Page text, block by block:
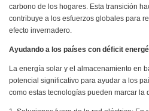
carbono de los hogares. Esta transición
contribuye a los esfuerzos globales para
efecto invernadero.
Ayudando a los países con déficit
La energía solar y el almacenamiento en
potencial significativo para ayudar a los
como estas tecnologías pueden marcar la